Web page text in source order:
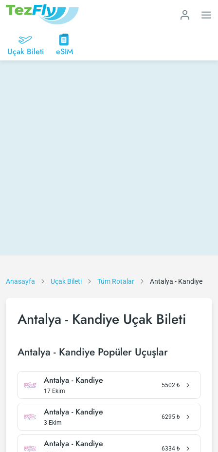
Uçak Bileti eSIM
Anasayfa Uçak Bileti Tüm Rotalar Antalya - Kandiye
Antalya - Kandiye Uçak Bileti
Antalya - Kandiye Popüler Uçuşlar
Antalya - Kandiye
17 Ekim
5502 ₺
Antalya - Kandiye
3 Ekim
6295 ₺
Antalya - Kandiye 6334 ₺